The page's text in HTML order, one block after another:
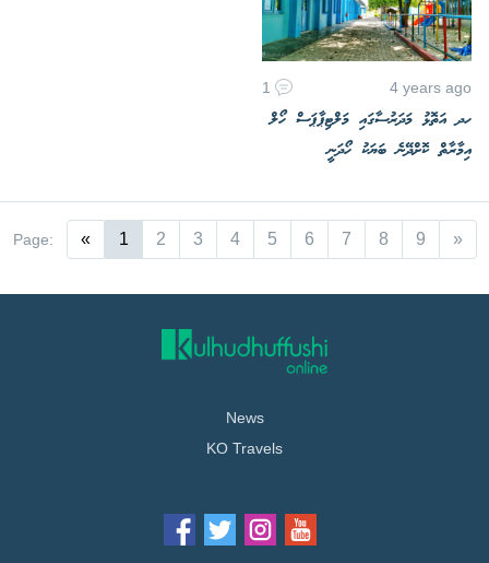
4 years ago
1
ހދ އަތޮޅު މަދަރުސާގައި މަލްޓިޕާޕަސް ހޯލް
އިމާރާތް ކޮށްދޭނެ ބަޔަކު ހޯދަނީ
Page: « 1 2 3 4 5 6 7 8 9 »
News
KO Travels